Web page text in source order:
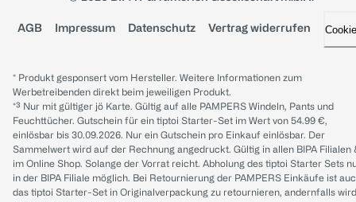
AGB Impressum Datenschutz Vertrag widerrufen
* Produkt gesponsert vom Hersteller. Weitere Informationen zum
Werbetreibenden direkt beim jeweiligen Produkt.
*³ Nur mit gültiger jö Karte. Gültig auf alle PAMPERS Windeln, Pants und
Feuchttücher. Gutschein für ein tiptoi Starter-Set im Wert von 54.99 €,
einlösbar bis 30.09.2026. Nur ein Gutschein pro Einkauf einlösbar. Der
Sammelwert wird auf der Rechnung angedruckt. Gültig in allen BIPA Filialen
im Online Shop. Solange der Vorrat reicht. Abholung des tiptoi Starter Sets
in der BIPA Filiale möglich. Bei Retournierung der PAMPERS Einkäufe ist
das tiptoi Starter-Set in Originalverpackung zu retournieren, andernfalls wird